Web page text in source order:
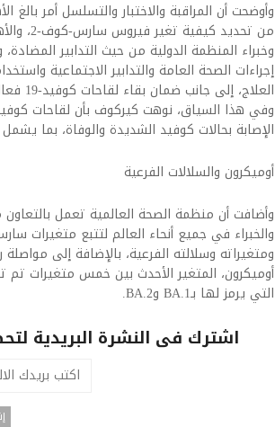
وأوضحت أن المراقبة والاختبار والتسلسل أمر
من
وخبراء المنظمة الدولية من حيث التدابير
إجراءات الصحة العامة والتدابير الاجتماعية
العلاج، إلى جانب ضمان بقاء لقاحات كوفيد-19 فعالة.
الإصابة بحالات كوفيد الشديدة والوفاة، بما
أوميكرون والسلالات الفرعية
وأضافت أن منظمة الصحة العالمية تعمل
ومتغيراته وسلالته الفرعية، بالإضافة إلى
أوميكرون، المتغير الأحدث بين خمس متغيرات تم
التي يرمز لها بـBA.1 وBA.2.
اشترك فى النشرة البريدية